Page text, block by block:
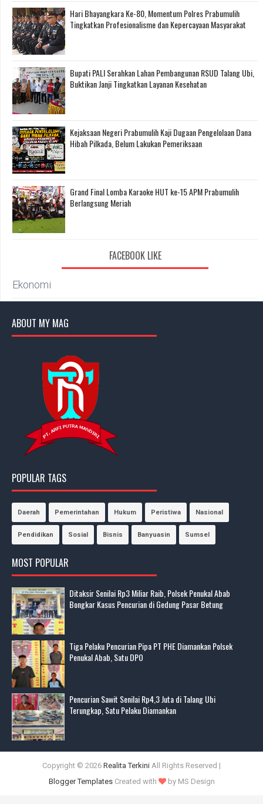
Hari Bhayangkara Ke-80, Momentum Polres Prabumulih
Tingkatkan Profesionalisme dan Kepercayaan Masyarakat
Bupati PALI Serahkan Lahan Pembangunan RSUD Talang Ubi,
Buktikan Janji Tingkatkan Layanan Kesehatan
Kejaksaan Negeri Prabumulih Kaji Dugaan Pengelolaan Dana
Hibah Pilkada, Belum Lakukan Pemeriksaan
Grand Final Lomba Karaoke HUT ke-15 APM Prabumulih
Berlangsung Meriah
FACEBOOK LIKE
Ekonomi
ABOUT MY MAG
POPULAR TAGS
Daerah Pemerintahan Hukum Peristiwa Nasional
Pendidikan Sosial Bisnis Banyuasin Sumsel
MOST POPULAR
Ditaksir Senilai Rp3 Miliar Raib, Polsek Penukal Abab
Bongkar Kasus Pencurian di Gedung Pasar Betung
Tiga Pelaku Pencurian Pipa PT PHE Diamankan Polsek
Penukal Abab, Satu DPO
Pencurian Sawit Senilai Rp4,3 Juta di Talang Ubi
Terungkap, Satu Pelaku Diamankan
Copyright © 2026 Realita Terkini All Rights Reserved |
Blogger TemplatesCreated with by MS Design